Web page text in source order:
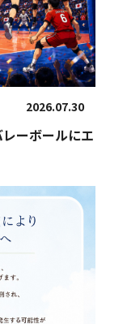
2026.07.30
ーボールにエ